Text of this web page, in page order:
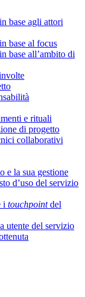
base agli attori
base al focus
base all’ambito di
e rituali
di progetto
collaborativi
e la sua gestione
d’uso del servizio
i touchpointdel
utente del servizio